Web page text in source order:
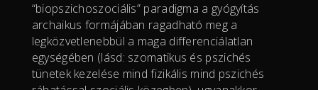
“biopszichoszociális” paradigma a gyógyítás
archaikus formájában ragadható meg a
legközvetlenebbül a maga differenciálatlan
egységében (lásd: szomatikus és pszichés
tünetek kezelése mind fizikális mind pszichés